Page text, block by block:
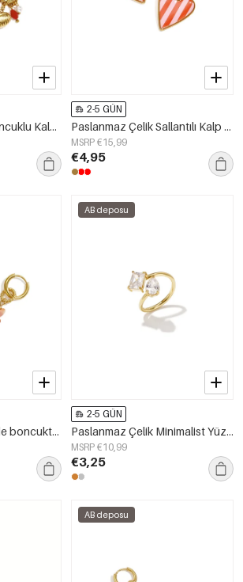
Paslanmaz Çelik Boncuklu Kalp Şeklinde Küpe, Sade Günlük Seri, Kadın Takıları
2-5 GÜN
Paslanmaz Çelik Sallantılı Kalp Küpe, Sade Günlük Seri, Kadın Takıları
MSRP €15,99
€4,95
Üç adet kalp şeklinde boncuktan oluşan küçük halka küpeler.
AB deposu
2-5 GÜN
Paslanmaz Çelik Minimalist Yüzükler Elips Şeklinde Sade Günlük Kullanım İçin Sade Seri Kadın Takıları
MSRP €10,99
€3,25
AB deposu